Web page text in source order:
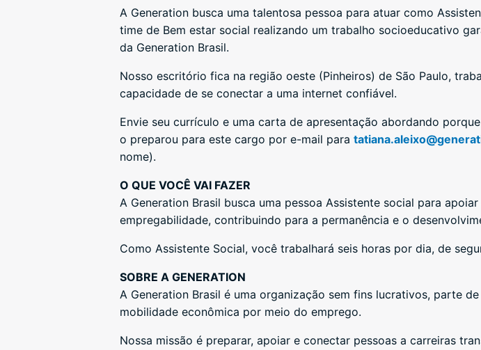
A Generation busca uma talentosa pessoa para atuar como
time de Bem estar social realizando um trabalho socioeducativo
da Generation Brasil.
Nosso escritório fica na região oeste (Pinheiros) de São Paulo,
capacidade de se conectar a uma internet confiável.
Envie seu currículo e uma carta de apresentação abordando
o preparou para este cargo por e-mail para
nome).
O QUE VOCÊ VAI FAZER
A Generation Brasil busca uma pessoa Assistente social para
empregabilidade, contribuindo para a permanência e o
Como Assistente Social, você trabalhará seis horas por dia, de
SOBRE A GENERATION
A Generation Brasil é uma organização sem fins lucrativos, parte
mobilidade econômica por meio do emprego.
Nossa missão é preparar, apoiar e conectar pessoas a carreiras